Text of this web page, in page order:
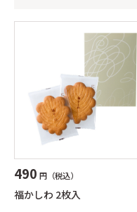
490 円（税込）
福かしわ 2枚入